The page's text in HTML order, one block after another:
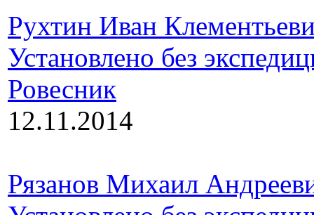
Рухтин Иван
Установлено без
Ровесник
12.11.2014
Рязанов Михаил